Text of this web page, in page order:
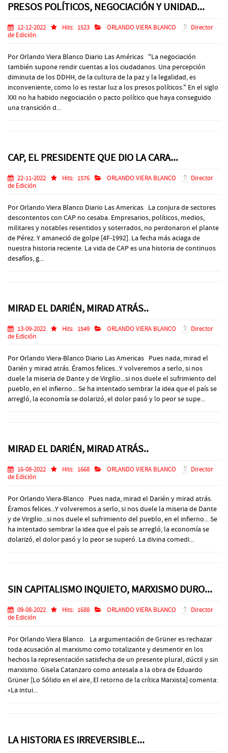
PRESOS POLÍTICOS, NEGOCIACIÓN Y UNIDAD...
12-12-2022 Hits: 1523 ORLANDO VIERA BLANCO
Director
de Edición
Por Orlando Viera Blanco Diario Las Américas "La negociación
también supone rendir cuentas a los ciudadanos. Una percepción
diminuta de los DDHH, de la cultura de la paz y la legalidad, es
inconveniente, como lo es restar luz a los presos políticos." En el siglo
XXI no ha habido negociación o pacto político que haya conseguido
una transición d...
CAP, EL PRESIDENTE QUE DIO LA CARA...
22-11-2022 Hits: 1576 ORLANDO VIERA BLANCO
Director
de Edición
Por Orlando Viera Blanco Diario Las Americas La conjura de sectores
descontentos con CAP no cesaba. Empresarios, políticos, medios,
militares y notables resentidos y soterrados, no perdonaron el plante
de Pérez. Y amaneció de golpe [4F-1992]. La fecha más aciaga de
nuestra historia reciente. La vida de CAP es una historia de continuos
desafíos, g...
MIRAD EL DARIÉN, MIRAD ATRÁS..
13-09-2022 Hits: 1549 ORLANDO VIERA BLANCO
Director
de Edición
Por Orlando Viera-Blanco Diario Las Americas Pues nada, mirad el
Darién y mirad atrás. Éramos felices...Y volveremos a serlo, si nos
duele la miseria de Dante y de Virgilio...si nos duele el sufrimiento del
pueblo, en el infierno... Se ha intentado sembrar la idea que el país se
arregló, la economía se dolarizó, el dolor pasó y lo peor se supe...
MIRAD EL DARIÉN, MIRAD ATRÁS..
16-08-2022 Hits: 1668 ORLANDO VIERA BLANCO
Director
de Edición
Por Orlando Viera-Blanco Pues nada, mirad el Darién y mirad atrás.
Éramos felices...Y volveremos a serlo, si nos duele la miseria de Dante
y de Virgilio...si nos duele el sufrimiento del pueblo, en el infierno... Se
ha intentado sembrar la idea que el país se arregló, la economía se
dolarizó, el dolor pasó y lo peor se superó. La divina comedi...
SIN CAPITALISMO INQUIETO, MARXISMO DURO...
09-08-2022 Hits: 1688 ORLANDO VIERA BLANCO
Director
de Edición
Por Orlando Viera Blanco. La argumentación de Grüner es rechazar
toda acusación al marxismo como totalizante y desmentir en los
hechos la representación satisfecha de un presente plural, dúctil y sin
marxismo. Gisela Catanzaro como antesala a la obra de Eduardo
Grüner [Lo Sólido en el aire, El retorno de la crítica Marxista] comenta:
«La intui...
LA HISTORIA ES IRREVERSIBLE...